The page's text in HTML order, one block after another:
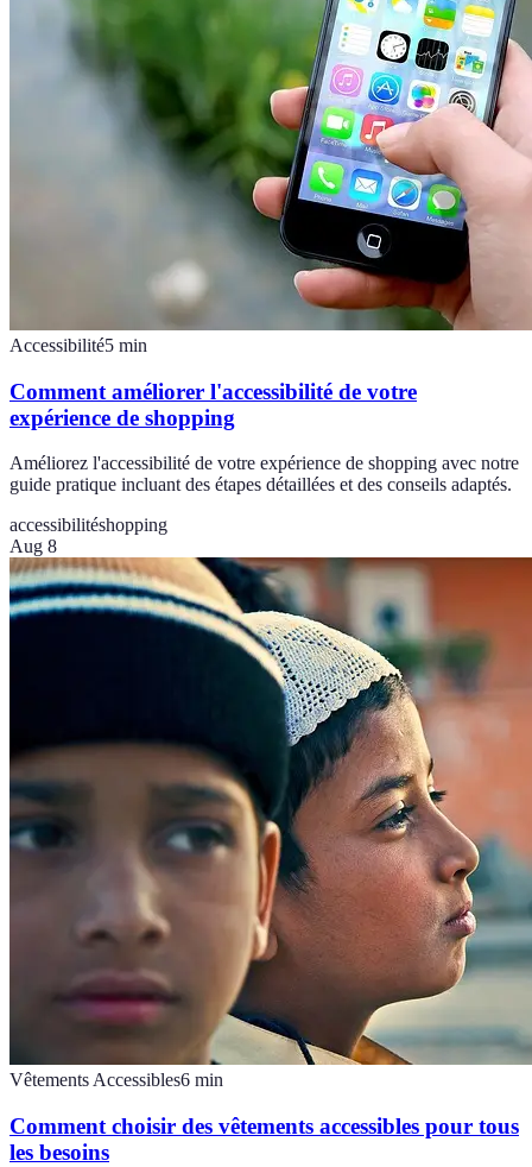
Accessibilité5 min
Comment améliorer l'accessibilité de votre
expérience de shopping
Améliorez l'accessibilité de votre expérience de shopping avec notre
guide pratique incluant des étapes détaillées et des conseils adaptés.
accessibilitéshopping
Aug 8
Vêtements Accessibles6 min
Comment choisir des vêtements accessibles pour tous
les besoins